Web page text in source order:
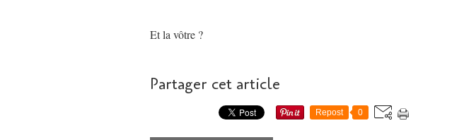
Et la vôtre ?
Partager cet article
Repost 0